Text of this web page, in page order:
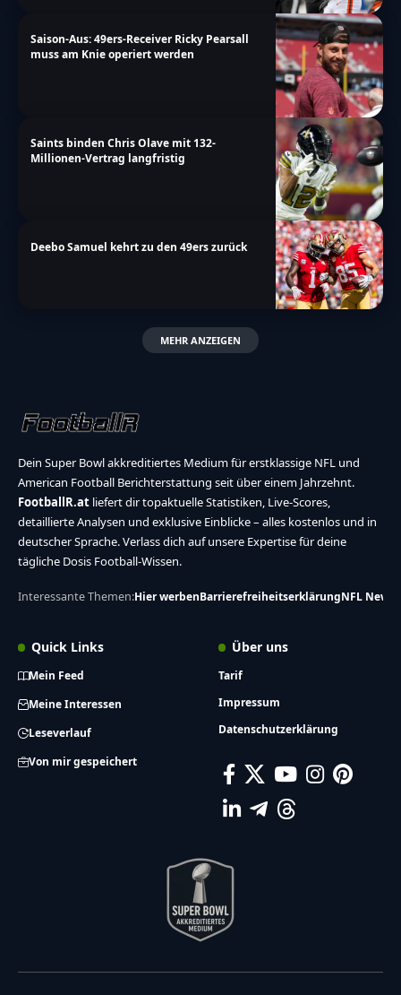
Saison-Aus: 49ers-Receiver Ricky Pearsall
muss am Knie operiert werden
Saints binden Chris Olave mit 132-
Millionen-Vertrag langfristig
Deebo Samuel kehrt zu den 49ers zurück
MEHR ANZEIGEN
Dein Super Bowl akkreditiertes Medium für erstklassige NFL und
American Football Berichterstattung seit über einem Jahrzehnt.
FootballR.at liefert dir topaktuelle Statistiken, Live-Scores,
detaillierte Analysen und exklusive Einblicke – alles kostenlos und in
deutscher Sprache. Verlass dich auf unsere Expertise für deine
tägliche Dosis Football-Wissen.
Interessante Themen:Hier werbenBarrierefreiheitserklärungNFL News
Quick Links
Mein Feed
Meine Interessen
Leseverlauf
Von mir gespeichert
Über uns
Tarif
Impressum
Datenschutzerklärung